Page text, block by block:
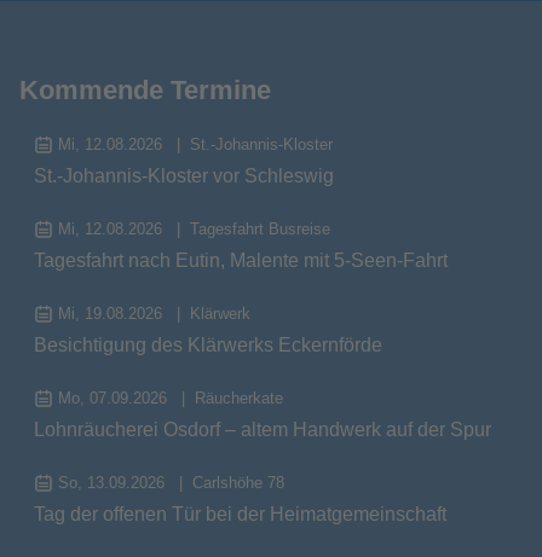
Kommende Termine
Mi, 12.08.2026 St.-Johannis-Kloster
St.-Johannis-Kloster vor Schleswig
Mi, 12.08.2026 Tagesfahrt Busreise
Tagesfahrt nach Eutin, Malente mit 5-Seen-Fahrt
Mi, 19.08.2026 Klärwerk
Besichtigung des Klärwerks Eckernförde
Mo, 07.09.2026 Räucherkate
Lohnräucherei Osdorf – altem Handwerk auf der Spur
So, 13.09.2026 Carlshöhe 78
Tag der offenen Tür bei der Heimatgemeinschaft